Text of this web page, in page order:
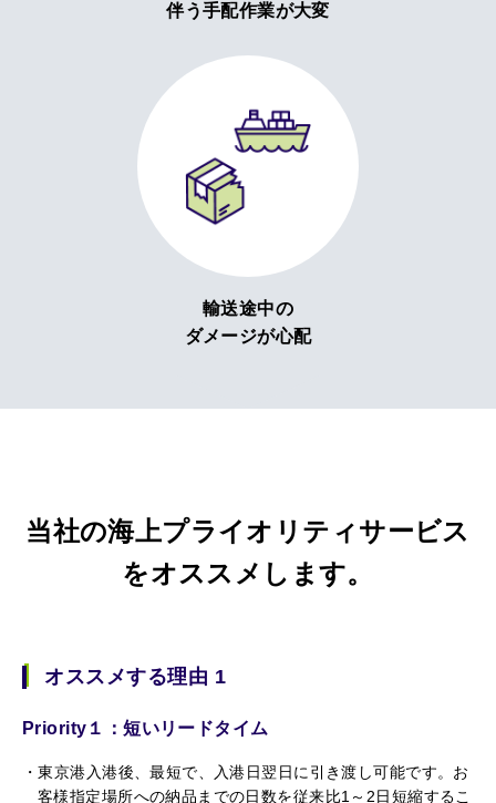
伴う手配作業が大変
輸送途中の
ダメージが心配
当社の海上プライオリティサービス
をオススメします。
オススメする理由 1
Priority１：短いリードタイム
東京港入港後、最短で、入港日翌日に引き渡し可能です。お
客様指定場所への納品までの日数を従来比1～2日短縮するこ